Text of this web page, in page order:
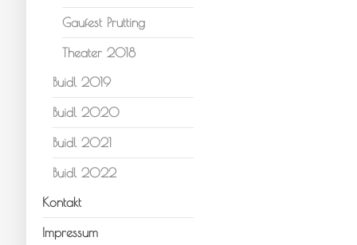
Gaufest Prutting
Theater 2018
Buidl 2019
Buidl 2020
Buidl 2021
Buidl 2022
Kontakt
Impressum